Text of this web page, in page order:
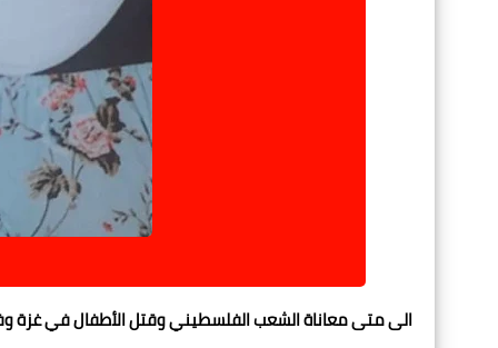
الى متى معاناة الشعب الفلسطيني وقتل الأطفال في غزة